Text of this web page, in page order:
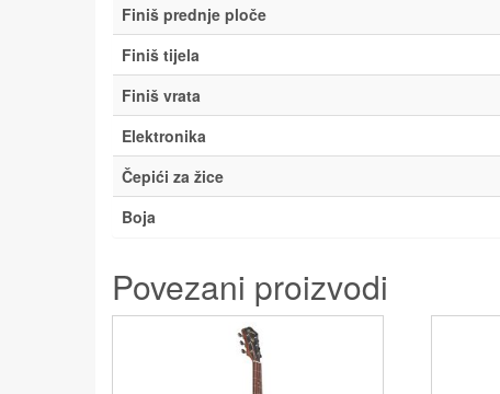
Finiš prednje ploče
Finiš tijela
Finiš vrata
Elektronika
Čepići za žice
Boja
Povezani proizvodi